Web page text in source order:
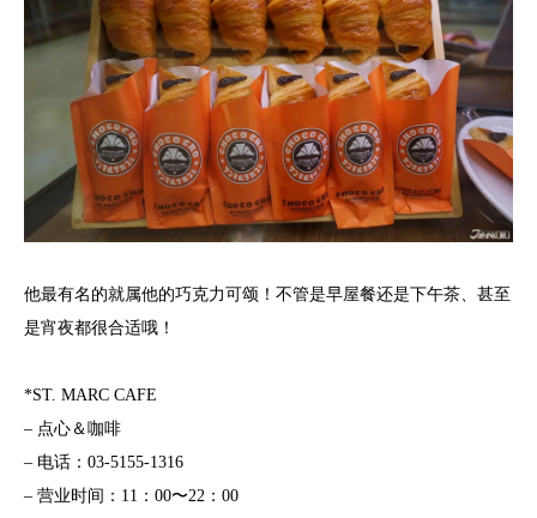
他最有名的就属他的巧克力可颂！不管是早屋餐还是下午茶、甚至
是宵夜都很合适哦！
*ST. MARC CAFE
– 点心＆咖啡
– 电话：03-5155-1316
– 营业时间：11：00〜22：00